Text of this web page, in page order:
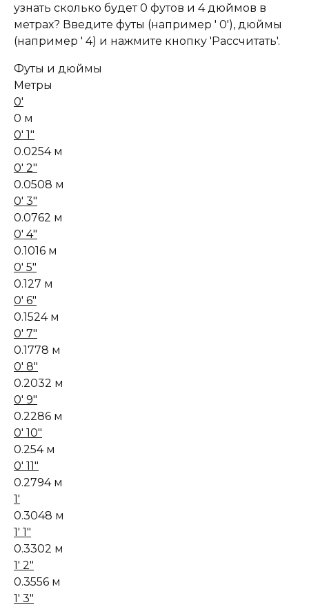
узнать сколько будет 0 футов и 4 дюймов в
метрах? Введите футы (например ' 0'), дюймы
(например ' 4) и нажмите кнопку 'Рассчитать'.
Футы и дюймы
Метры
0'
0 м
0' 1"
0.0254 м
0' 2"
0.0508 м
0' 3"
0.0762 м
0' 4"
0.1016 м
0' 5"
0.127 м
0' 6"
0.1524 м
0' 7"
0.1778 м
0' 8"
0.2032 м
0' 9"
0.2286 м
0' 10"
0.254 м
0' 11"
0.2794 м
1'
0.3048 м
1' 1"
0.3302 м
1' 2"
0.3556 м
1' 3"